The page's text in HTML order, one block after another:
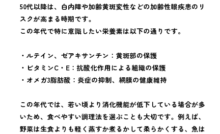
50代以降は、白内障や加齢黄斑変性などの加齢性眼疾患のリ
スクが高まる時期です。
この年代で特に意識したい栄養素は以下の通りです。
・ルテイン、ゼアキサンチン：黄斑部の保護
・ビタミンC・E：抗酸化作用による組織の保護
・オメガ3脂肪酸：炎症の抑制、網膜の健康維持
この年代では、若い頃より消化機能が低下している場合が多
いため、食べやすい調理法を選ぶことも大切です。例えば、
野菜は生食よりも軽く蒸すか煮るかして柔らかくする、魚は